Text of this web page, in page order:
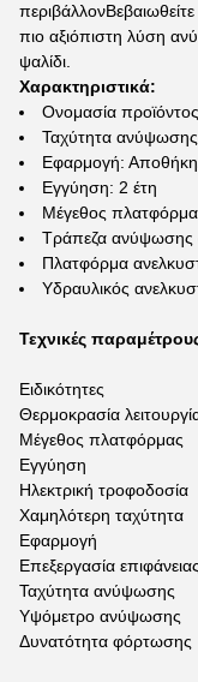
πιο αξιόπιστη λύση
ψαλίδι.
Χαρακτηριστικά:
Ονομασία
Ταχύτητα
Εφαρμογή:
Εγγύηση: 2 έτη
Μέγεθος
Τράπεζα ανύψωσης
Πλατφόρμα
Υδραυλικός
Τεχνικές
Ειδικότητες
Θερμοκρασία
Μέγεθος πλατφόρμας
Εγγύηση
Ηλεκτρική τροφοδοσία
Χαμηλότερη ταχύτητα
Εφαρμογή
Επεξεργασία επιφάνειας
Ταχύτητα ανύψωσης
Υψόμετρο ανύψωσης
Δυνατότητα φόρτωσης